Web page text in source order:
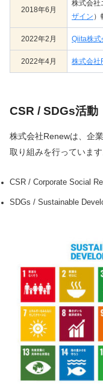
2018年6月
株式会社
ザイン ）
2022年2月 Qiita株式
2022年4月 株式会社
CSR / SDGs活動
株式会社Renewは、企
取り組みを行っています
CSR / Corporate Social
SDGs / Sustainable